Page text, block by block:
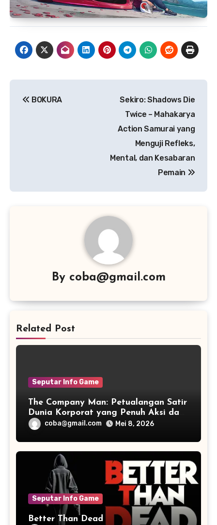
BOKURA
Sekiro: Shadows Die
Twice – Mahakarya
Action Samurai yang
Menguji Refleks,
Mental, dan Kesabaran
Pemain
By coba@gmail.com
Related Post
Seputar Info Game
The Company Man: Petualangan Satir
Dunia Korporat yang Penuh Aksi dan
Humorcoba@gmail.com Mei 8, 2026
Seputar Info Game
Better Than Dead